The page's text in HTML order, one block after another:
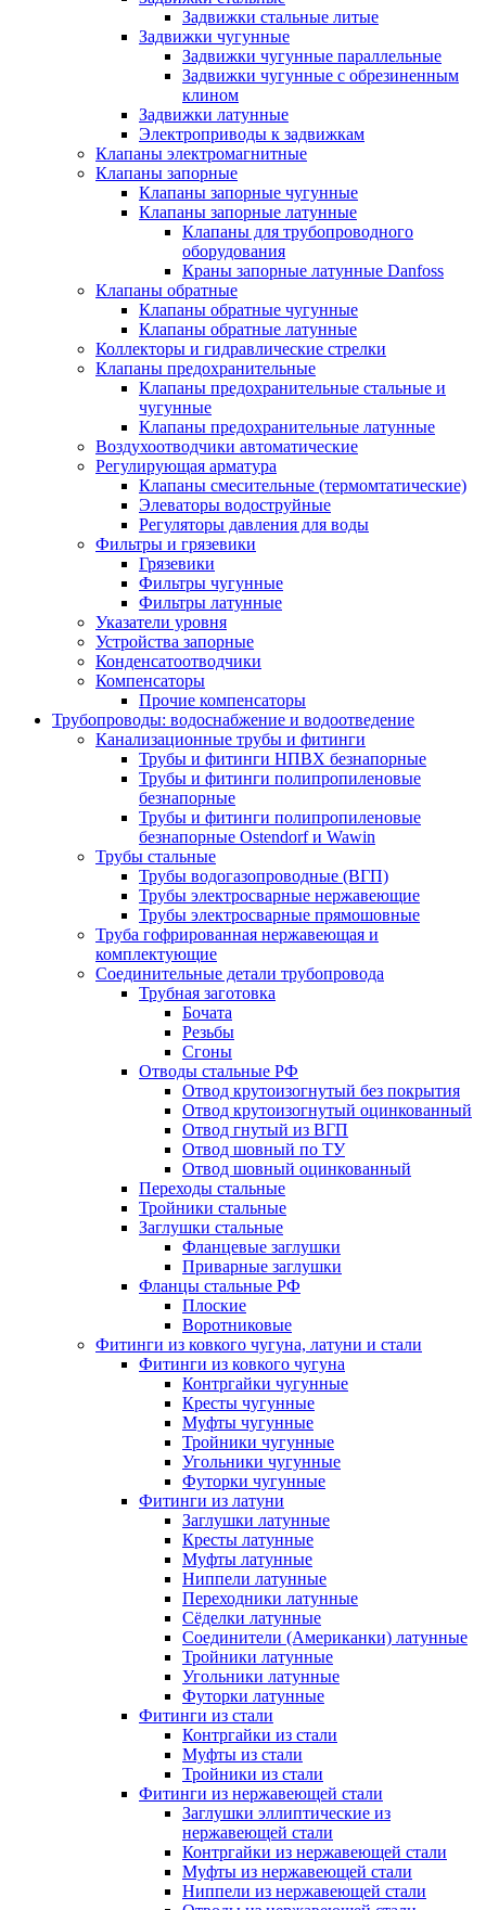
Задвижки стальные литые
Задвижки чугунные
Задвижки чугунные параллельные
Задвижки чугунные с обрезиненным
клином
Задвижки латунные
Электроприводы к задвижкам
Клапаны электромагнитные
Клапаны запорные
Клапаны запорные чугунные
Клапаны запорные латунные
Клапаны для трубопроводного
оборудования
Краны запорные латунные Danfoss
Клапаны обратные
Клапаны обратные чугунные
Клапаны обратные латунные
Коллекторы и гидравлические стрелки
Клапаны предохранительные
Клапаны предохранительные стальные и
чугунные
Клапаны предохранительные латунные
Воздухоотводчики автоматические
Регулирующая арматура
Клапаны смесительные (термомтатические)
Элеваторы водоструйные
Регуляторы давления для воды
Фильтры и грязевики
Грязевики
Фильтры чугунные
Фильтры латунные
Указатели уровня
Устройства запорные
Конденсатоотводчики
Компенсаторы
Прочие компенсаторы
Трубопроводы: водоснабжение и водоотведение
Канализационные трубы и фитинги
Трубы и фитинги НПВХ безнапорные
Трубы и фитинги полипропиленовые
безнапорные
Трубы и фитинги полипропиленовые
безнапорные Ostendorf и Wawin
Трубы стальные
Трубы водогазопроводные (ВГП)
Трубы электросварные нержавеющие
Трубы электросварные прямошовные
Труба гофрированная нержавеющая и
комплектующие
Соединительные детали трубопровода
Трубная заготовка
Бочата
Резьбы
Сгоны
Отводы стальные РФ
Отвод крутоизогнутый без покрытия
Отвод крутоизогнутый оцинкованный
Отвод гнутый из ВГП
Отвод шовный по ТУ
Отвод шовный оцинкованный
Переходы стальные
Тройники стальные
Заглушки стальные
Фланцевые заглушки
Приварные заглушки
Фланцы стальные РФ
Плоские
Воротниковые
Фитинги из ковкого чугуна, латуни и стали
Фитинги из ковкого чугуна
Контргайки чугунные
Кресты чугунные
Муфты чугунные
Тройники чугунные
Угольники чугунные
Футорки чугунные
Фитинги из латуни
Заглушки латунные
Кресты латунные
Муфты латунные
Ниппели латунные
Переходники латунные
Сёделки латунные
Соединители (Американки) латунные
Тройники латунные
Угольники латунные
Футорки латунные
Фитинги из стали
Контргайки из стали
Муфты из стали
Тройники из стали
Фитинги из нержавеющей стали
Заглушки эллиптические из
нержавеющей стали
Контргайки из нержавеющей стали
Муфты из нержавеющей стали
Ниппели из нержавеющей стали